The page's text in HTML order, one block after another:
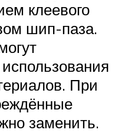
клеевого
шип-паза.
При
заменить.